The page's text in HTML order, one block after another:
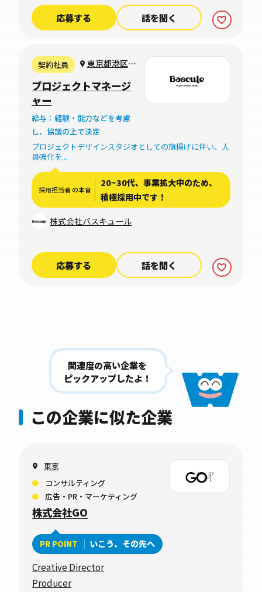
応募する 話を聞く
契約社員
東京都港区麻
布偕成ビル6F
プロジェクトマネージ
ャー
給与：経験・能力などを考慮
し、協議の上で決定
プロジェクトデザインスタジオとしての旗揚げに伴い、人
員強化を...
採用担当者 の本音
20~30代、事業拡大中のため、
積極採用中です！
株式会社バスキュール
応募する 話を聞く
この企業に似た企業
関連度の高い企業を
ピックアップしたよ！
東京
コンサルティング
広告・PR・マーケティング
株式会社GO
PR POINT いこう、その先へ
Creative Director
Producer